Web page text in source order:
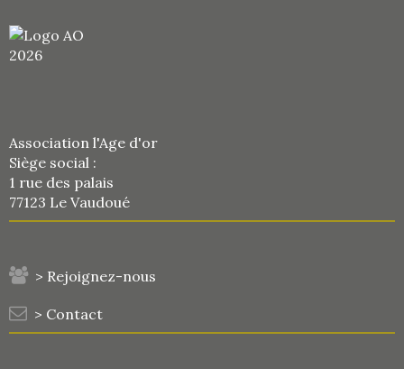
Association l'Age d'or
Siège social :
1 rue des palais
77123 Le Vaudoué
> Rejoignez-nous
> Contact